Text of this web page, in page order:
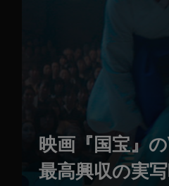
映画『国宝』
最高興収の実